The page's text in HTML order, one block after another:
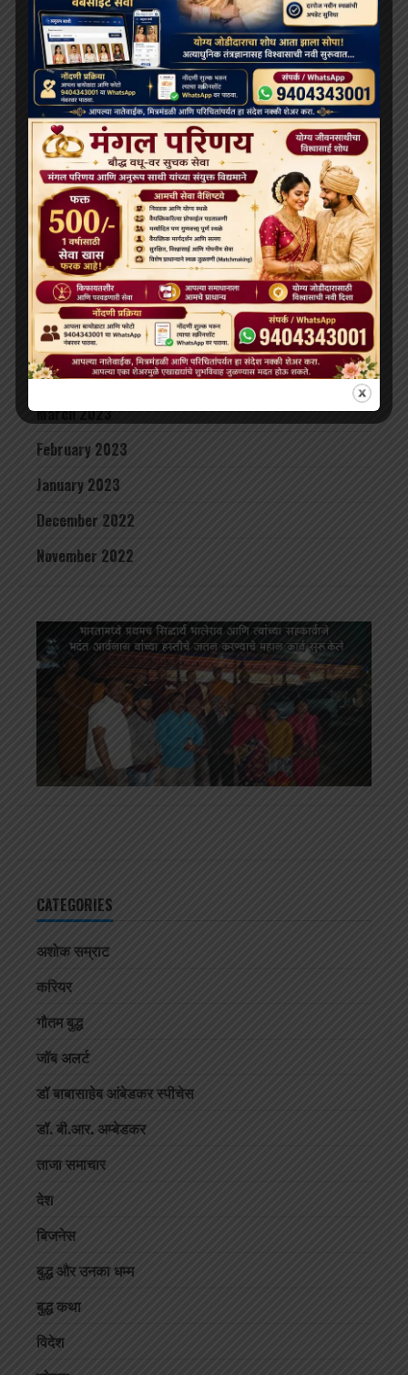
February 2024
January 2024
December 2023
November 2023
October 2023
September 2023
August 2023
July 2023
June 2023
May 2023
April 2023
March 2023
February 2023
January 2023
December 2022
November 2022
CATEGORIES
अशोक सम्राट
करियर
गौतम बुद्ध
जॉब अलर्ट
डॉ बाबासाहेब आंबेडकर स्पीचेस
डॉ. बी.आर. अम्बेडकर
ताजा समाचार
देश
बिजनेस
बुद्ध और उनका धम्म
बुद्ध कथा
विदेश